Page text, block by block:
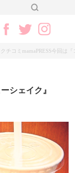
クチコミmamaPRESS今回は
シェイク』